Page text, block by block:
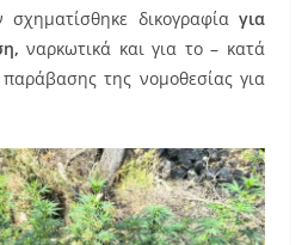
δικογραφία για
ναρκωτικά και για το – κατά
της νομοθεσίας για